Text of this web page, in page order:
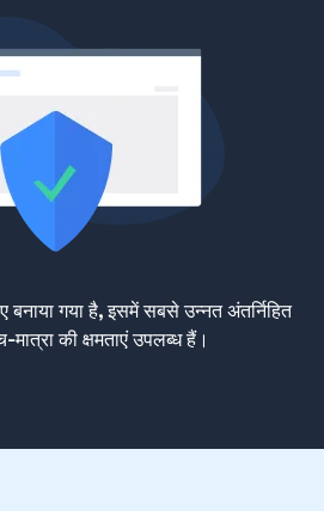
गया है, इसमें सबसे उन्नत अंतर्निहित
मात्रा की क्षमताएं उपलब्ध हैं।